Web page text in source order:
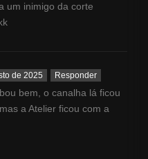
um inimigo da corte
de 2025 Responder
bem, o canalha lá ficou
a Atelier ficou com a